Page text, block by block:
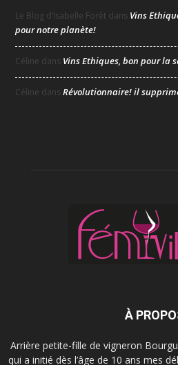
Le Blog d’Isabelle Forêt dans Vins
pour notre planète!
Céline dans Vins Ethiques, bon pour la
Céline dansRévolutionnaire! il
À
Arrière petite-fille de vigneron
qui a initié dès l’âge de 10 ans mes